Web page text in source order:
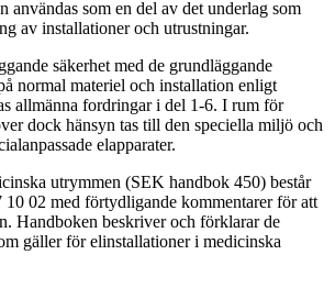
användas som en del av det underlag som
av installationer och utrustningar.
säkerhet med de grundläggande
normal materiel och installation enligt
allmänna fordringar i del 1-6. I rum för
dock hänsyn tas till den speciella miljö och
elapparater.
utrymmen (SEK handbok 450) består
10 02 med förtydligande kommentarer för att
Handboken beskriver och förklarar de
gäller för elinstallationer i medicinska